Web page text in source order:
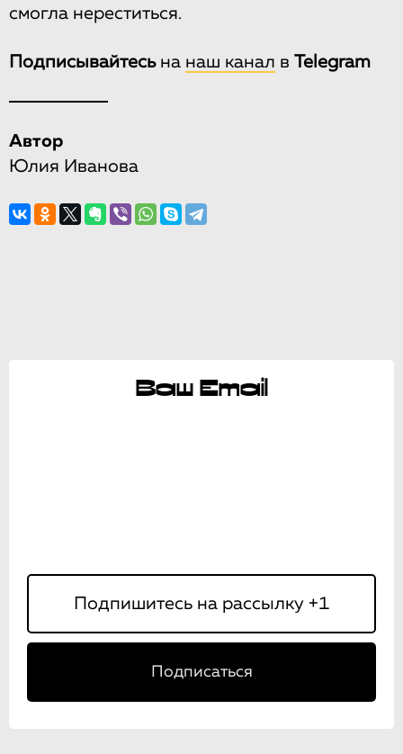
смогла нереститься.
Подписывайтесьна наш канал в Telegram
Автор
Юлия Иванова
Ваш Email
Подписаться